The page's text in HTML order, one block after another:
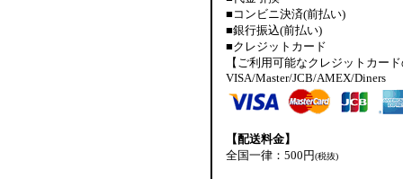
■コンビニ決済(前払い)
■銀行振込(前払い)
■クレジットカード
【ご利用可能なクレジットカー
VISA/Master/JCB/AMEX/Diners
【配送料金】
全国一律：500円(税抜)